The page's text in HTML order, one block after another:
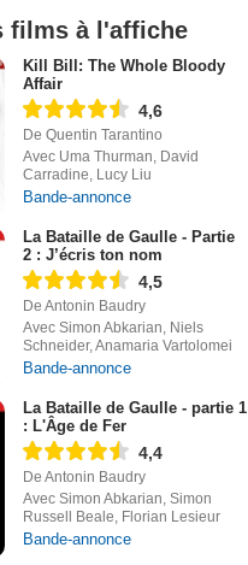
films à l'affiche
Kill Bill: The Whole Bloody
Affair
4,6
De Quentin Tarantino
Avec Uma Thurman, David
Carradine, Lucy Liu
Bande-annonce
La Bataille de Gaulle - Partie
2 : J’écris ton nom
4,5
De Antonin Baudry
Avec Simon Abkarian, Niels
Schneider, Anamaria Vartolomei
Bande-annonce
La Bataille de Gaulle - partie 1
: L'Âge de Fer
4,4
De Antonin Baudry
Avec Simon Abkarian, Simon
Russell Beale, Florian Lesieur
Bande-annonce